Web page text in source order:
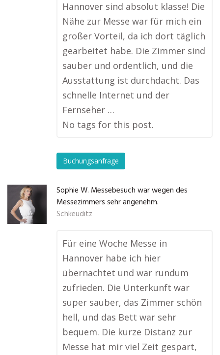
Hannover sind absolut klasse! Die
Nähe zur Messe war für mich ein
großer Vorteil, da ich dort täglich
gearbeitet habe. Die Zimmer sind
sauber und ordentlich, und die
Ausstattung ist durchdacht. Das
schnelle Internet und der
Fernseher …
No tags for this post.
Buchungsanfrage
Sophie W. Messebesuch war wegen des
Messezimmers sehr angenehm.
Schkeuditz
Für eine Woche Messe in
Hannover habe ich hier
übernachtet und war rundum
zufrieden. Die Unterkunft war
super sauber, das Zimmer schön
hell, und das Bett war sehr
bequem. Die kurze Distanz zur
Messe hat mir viel Zeit gespart,